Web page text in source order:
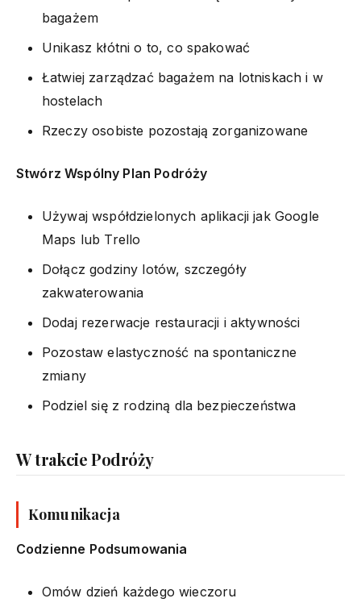
bagażem
Unikasz kłótni o to, co spakować
Łatwiej zarządzać bagażem na lotniskach i w
hostelach
Rzeczy osobiste pozostają zorganizowane
Stwórz Wspólny Plan Podróży
Używaj współdzielonych aplikacji jak Google
Maps lub Trello
Dołącz godziny lotów, szczegóły
zakwaterowania
Dodaj rezerwacje restauracji i aktywności
Pozostaw elastyczność na spontaniczne
zmiany
Podziel się z rodziną dla bezpieczeństwa
W trakcie Podróży
Komunikacja
Codzienne Podsumowania
Omów dzień każdego wieczoru